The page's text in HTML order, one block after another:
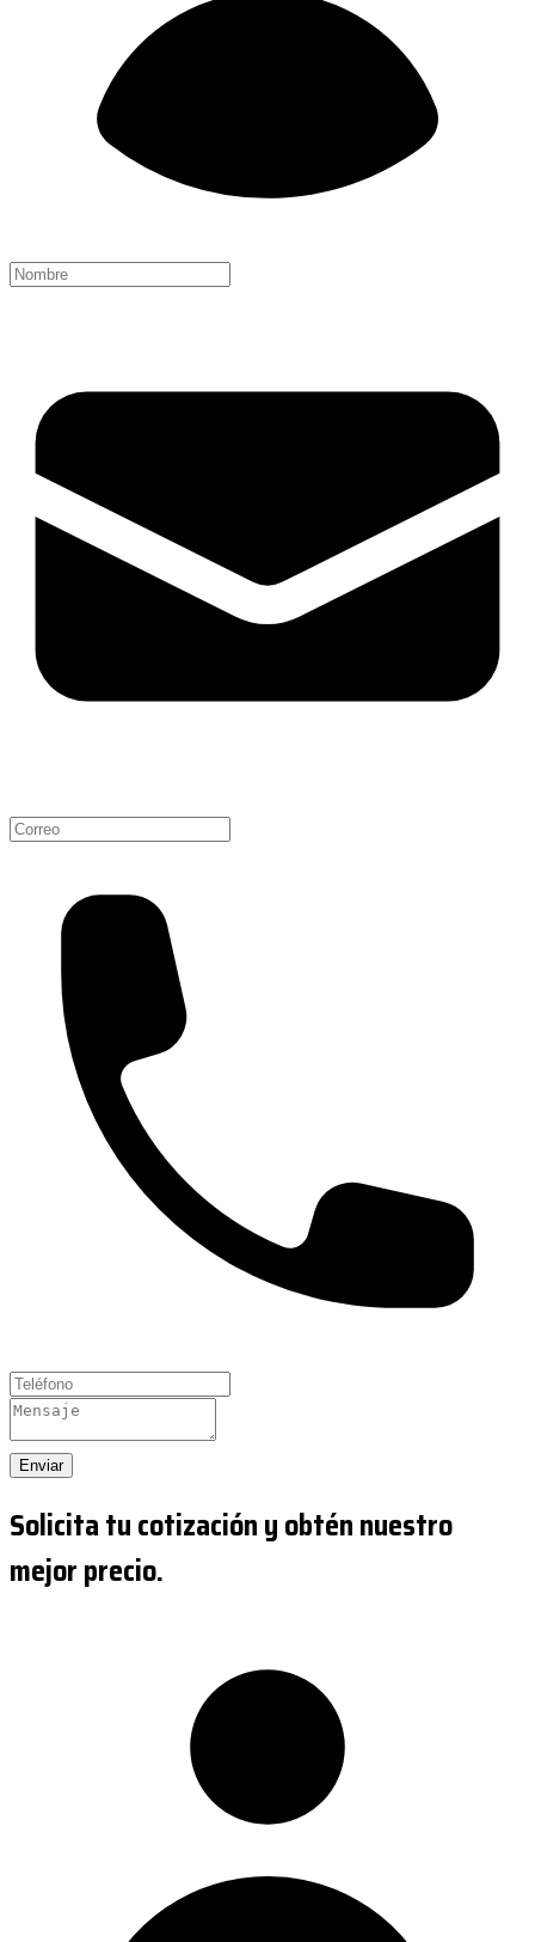
Enviar
Solicita tu cotización y obtén nuestro
mejor precio.